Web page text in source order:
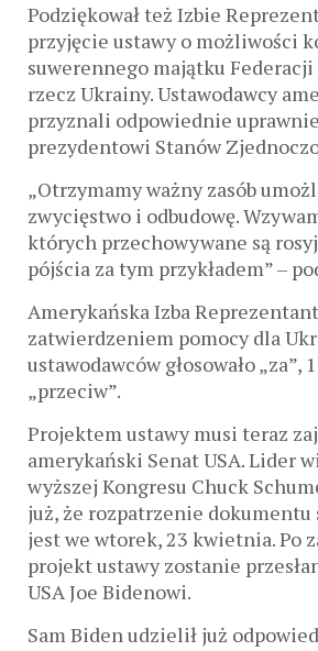
Podziękował też Izbie
przyjęcie ustawy o możliwości
suwerennego majątku
rzecz Ukrainy. Ustawodawcy
przyznali odpowiednie
prezydentowi Stanów
„Otrzymamy ważny zasób
zwycięstwo i odbudowę.
których przechowywane są
pójścia za tym przykładem” –
Amerykańska Izba
zatwierdzeniem pomocy dla
ustawodawców głosowało „za”,
„przeciw”.
Projektem ustawy musi teraz
amerykański Senat USA. Lider
wyższej Kongresu Chuck
już, że rozpatrzenie dokumentu
jest we wtorek, 23 kwietnia. Po
projekt ustawy zostanie
USA Joe Bidenowi.
Sam Biden udzielił już